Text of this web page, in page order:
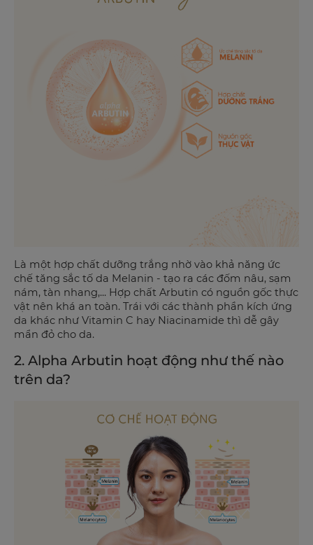
Là một hợp chất dưỡng trắng nhờ vào khả năng ức
chế tăng sắc tố da Melanin - tạo ra các đốm nâu, sạm
nám, tàn nhang,... Hợp chất Arbutin có nguồn gốc thực
vật nên khá an toàn. Trái với các thành phần kích ứng
da khác như Vitamin C hay Niacinamide thì dễ gây
mẩn đỏ cho da.
2. Alpha Arbutin hoạt động như thế nào
trên da?